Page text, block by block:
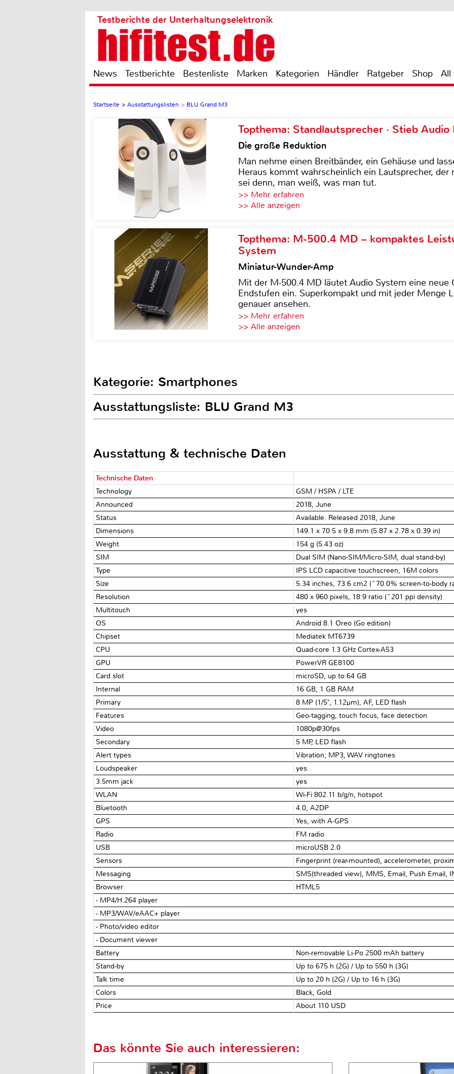
Testberichte der Unterhaltungselektronik
News Testberichte Bestenliste Marken Kategorien Händler Ratgeber Shop All
Startseite > Ausstattungslisten > BLU Grand M3
Topthema: Standlautsprecher · Stieb Audio
Die große Reduktion
Man nehme einen Breitbänder, ein Gehäuse und
Heraus kommt wahrscheinlich ein Lautsprecher,
sei denn, man weiß, was man tut.
>> Mehr erfahren
>> Alle anzeigen
Topthema: M-500.4 MD – kompaktes
System
Miniatur-Wunder-Amp
Mit der M-500.4 MD läutet Audio System eine neue
Endstufen ein. Superkompakt und mit jeder Menge
genauer ansehen.
>> Mehr erfahren
>> Alle anzeigen
Kategorie: Smartphones
Ausstattungsliste: BLU Grand M3
Ausstattung & technische Daten
Technische Daten
Technology
GSM / HSPA / LTE
Announced
2018, June
Status
Available. Released 2018, June
Dimensions
149.1 x 70.5 x 9.8 mm (5.87 x 2.78 x 0.39 in)
Weight
154 g (5.43 oz)
SIM
Dual SIM (Nano-SIM/Micro-SIM, dual stand-by)
Type
IPS LCD capacitive touchscreen, 16M colors
Size
5.34 inches, 73.6 cm2 (~70.0% screen-to-body
Resolution
480 x 960 pixels, 18:9 ratio (~201 ppi density)
Multitouch
yes
OS
Android 8.1 Oreo (Go edition)
Chipset
Mediatek MT6739
CPU
Quad-core 1.3 GHz Cortex-A53
GPU
PowerVR GE8100
Card slot
microSD, up to 64 GB
Internal
16 GB, 1 GB RAM
Primary
8 MP (1/5", 1.12µm), AF, LED flash
Features
Geo-tagging, touch focus, face detection
Video
1080p@30fps
Secondary
5 MP, LED flash
Alert types
Vibration; MP3, WAV ringtones
Loudspeaker
yes
3.5mm jack
yes
WLAN
Wi-Fi 802.11 b/g/n, hotspot
Bluetooth
4.0, A2DP
GPS
Yes, with A-GPS
Radio
FM radio
USB
microUSB 2.0
Sensors
Fingerprint (rear-mounted), accelerometer,
Messaging
SMS(threaded view), MMS, Email, Push Email,
Browser
HTML5
- MP4/H.264 player
- MP3/WAV/eAAC+ player
- Photo/video editor
- Document viewer
Battery
Non-removable Li-Po 2500 mAh battery
Stand-by
Up to 675 h (2G) / Up to 550 h (3G)
Talk time
Up to 20 h (2G) / Up to 16 h (3G)
Colors
Black, Gold
Price
About 110 USD
Das könnte Sie auch interessieren: